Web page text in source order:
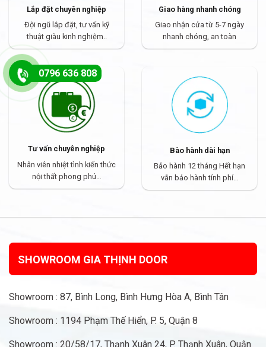
Lắp đặt chuyên nghiệp
Đội ngũ lắp đặt, tư vấn kỹ
thuật giàu kinh nghiệm..
Giao hàng nhanh chóng
Giao nhận cửa từ 5-7 ngày
nhanh chóng, an toàn
Tư vấn chuyên nghiệp
Nhân viên nhiệt tình kiến thức
nội thất phong phú…
Bào hành dài hạn
Bảo hành 12 tháng Hết hạn
vẫn bảo hành tính phí…
SHOWROOM GIA THỊNH DOOR
Showroom : 87, Bình Long, Bình Hưng Hòa A, Bình Tân
Showroom : 1194 Phạm Thế Hiển, P. 5, Quận 8
Showroom : 20/58/17, Thạnh Xuân 24, P. Thạnh Xuân, Quận
0796 636 808